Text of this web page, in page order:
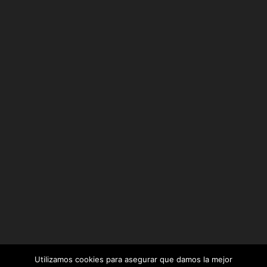
Utilizamos cookies para asegurar que damos la mejor